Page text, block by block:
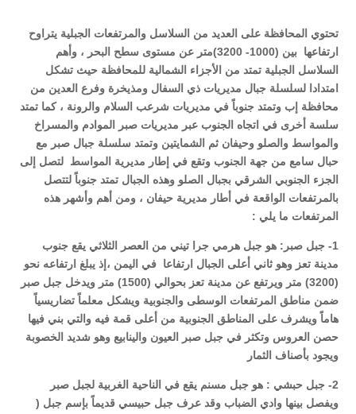
تحتوي المحافظة على العديد من السلاسل والمرتفعات الجبلية يتراوح
ارتفاعها بين (1000- 3200)متر عن مستوى سطح البحر ، وأهم
السلاسل الجبلية تمتد من الأجزاء الشمالية للمحافظة حيث تشكل
امتدادا لسلسلة جبال مديريات ذي السفال ومذيخرة وفرع العدين من
محافظة إب وتمتد جنوباً في مديريات شرعب السلام والرونة ، كما تمتد
سلسة أخرى في اتجاه الجنوب عبر مديريات صبر الموادم والمسراخ
والمواسط والصلو وحيفان ثم الشمايتين وتمتد سلسلة جبال صبر مع
حبال سامع من جهة الجنوب وتقع في إطار مديرية المواسط لتصل إلى
الجزء الجنوبي الشرقي بجبال الصلو وهذه الجبال تمتد جنوباً لتتصل
بالمرتفعات الواقعة في أطار مديرية حيفان ، ومن أهم وأشهر هذه
المرتفعات ما يلي :
1- جبل صبر: هو جبل هرمي جرا تيني من العصر الثلاثي يقع جنوب
مدينة تعز وهو ثاني أعلى الجبال ارتفاعا في اليمن ،إذ يبلغ ارتفاعه نحو
(3200) متر ويرتفع عن مدينة تعز بحوالي (1500) متر ويدخل جبل صبر
ضمن مناطق المرتفعات الوسطى والجنوبية ويشكل معلماً تضاريسياً
هاماً ويشرف على المناطق الجنوبية من أعلى قمة فيه والتي بني فيها
حصن العروس وتكثر في جبل صبر العيون والينابيع وهو شديد الخصوبة
ويجود بأصناف الثمار
2- جبل حبشي : هو جبل مسنم يقع في الناحية الغربية لجبل صبر
ويفصل بينها وادي الضباب وقد عرف جبل حبيسي قديماً بإسم جبل (